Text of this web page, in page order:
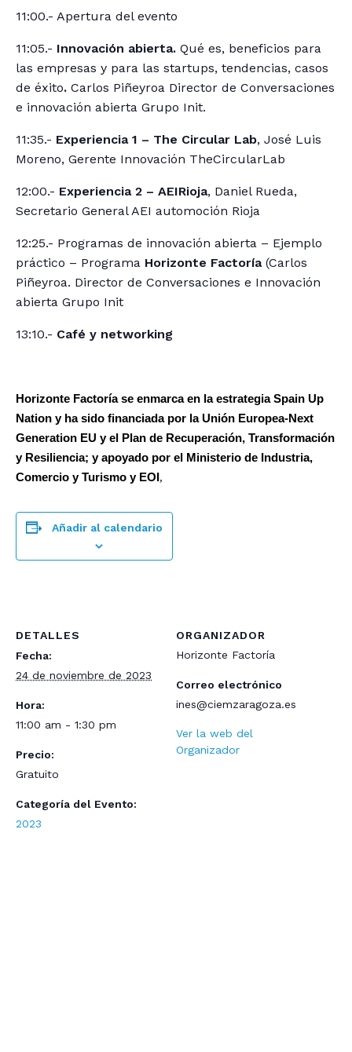
11:00.- Apertura del evento
11:05.- Innovación abierta. Qué es, beneficios para
las empresas y para las startups, tendencias, casos
de éxito. Carlos Piñeyroa Director de Conversaciones
e innovación abierta Grupo Init.
11:35.- Experiencia 1 – The Circular Lab, José Luis
Moreno, Gerente Innovación TheCircularLab
12:00.- Experiencia 2 – AEIRioja, Daniel Rueda,
Secretario General AEI automoción Rioja
12:25.- Programas de innovación abierta – Ejemplo
práctico – Programa Horizonte Factoría (Carlos
Piñeyroa. Director de Conversaciones e Innovación
abierta Grupo Init
13:10.- Café y networking
Horizonte Factoría se enmarca en la estrategia Spain Up
Nation y ha sido financiada por la Unión Europea-Next
Generation EU y el Plan de Recuperación, Transformación
y Resiliencia; y apoyado por el Ministerio de Industria,
Comercio y Turismo y EOI ,
Añadir al calendario
DETALLES
Fecha:
24 de noviembre de 2023
Hora:
11:00 am - 1:30 pm
Precio:
Gratuito
Categoría del Evento:
2023
ORGANIZADOR
Horizonte Factoría
Correo electrónico
ines@ciemzaragoza.es
Ver la web del
Organizador